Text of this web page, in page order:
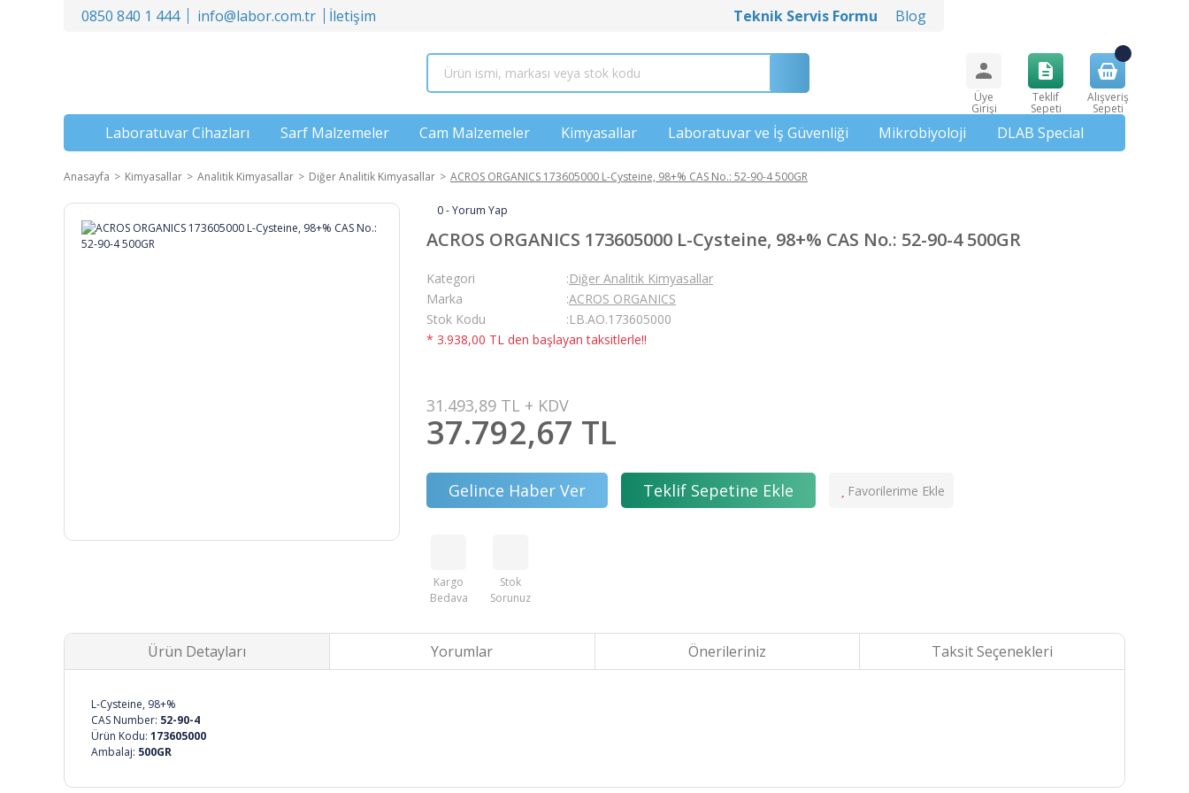
0850 840 1 444 info@labor.com.tr İletişim Teknik Servis Formu Blog
Üye
Girişi
Teklif
Sepeti
Alışveriş
Sepeti
Laboratuvar Cihazları Sarf Malzemeler Cam Malzemeler Kimyasallar Laboratuvar ve İş Güvenliği Mikrobiyoloji DLAB Special
Anasayfa Kimyasallar Analitik Kimyasallar Diğer Analitik Kimyasallar ACROS ORGANICS 173605000 L-Cysteine, 98+% CAS No.: 52-90-4 500GR
0 - Yorum Yap
ACROS ORGANICS 173605000 L-Cysteine, 98+% CAS No.: 52-90-4 500GR
Kategori
Diğer Analitik Kimyasallar
Marka
ACROS ORGANICS
Stok Kodu
LB.AO.173605000
* 3.938,00 TL den başlayan taksitlerle!!
31.493,89 TL + KDV
37.792,67 TL
Gelince Haber Ver Teklif Sepetine Ekle
Kargo
Bedava
Stok
Sorunuz
Ürün Detayları Yorumlar Önerileriniz Taksit Seçenekleri
L-Cysteine, 98+%
CAS Number: 52-90-4
Ürün Kodu: 173605000
Ambalaj: 500GR